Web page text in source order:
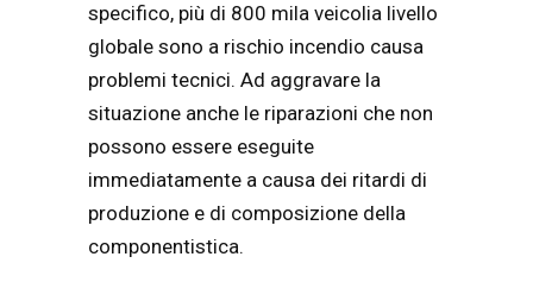
specifico, più di 800 mila veicolia livello
globale sono a rischio incendio causa
problemi tecnici. Ad aggravare la
situazione anche le riparazioni che non
possono essere eseguite
immediatamente a causa dei ritardi di
produzione e di composizione della
componentistica.